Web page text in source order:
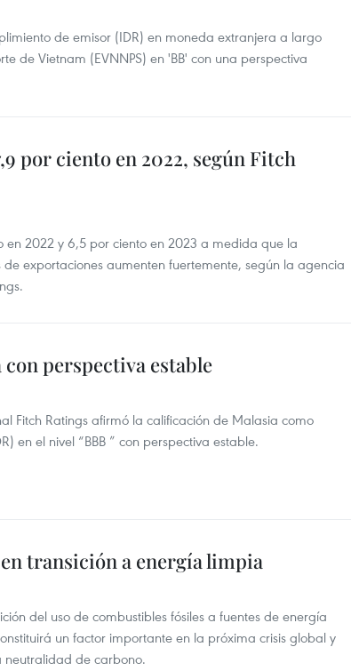
de emisor (IDR) en moneda extranjera a largo
de Vietnam (EVNNPS) en 'BB' con una perspectiva
por ciento en 2022, según Fitch
2022 y 6,5 por ciento en 2023 a medida que la
exportaciones aumenten fuertemente, según la agencia
perspectiva estable
Fitch Ratings afirmó la calificación de Malasia como
en el nivel “BBB ” con perspectiva estable.
transición a energía limpia
del uso de combustibles fósiles a fuentes de energía
un factor importante en la próxima crisis global y
neutralidad de carbono.